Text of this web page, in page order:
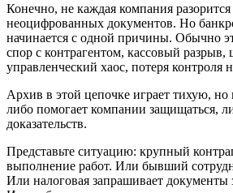
Конечно, не каждая компания разорится
неоцифрованных документов. Но
начинается с одной причины. Обычно
спор с контрагентом, кассовый
управленческий хаос, потеря контроля
Архив в этой цепочке играет тихую,
либо помогает компании защищаться,
доказательств.
Представьте ситуацию: крупный
выполнение работ. Или бывший
Или налоговая запрашивает